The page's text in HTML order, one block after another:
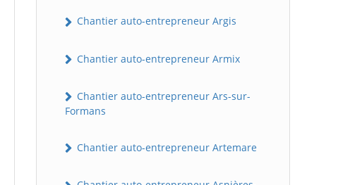
Chantier auto-entrepreneur Argis
Chantier auto-entrepreneur Armix
Chantier auto-entrepreneur Ars-sur-
Formans
Chantier auto-entrepreneur Artemare